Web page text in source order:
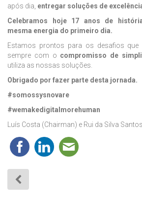
após dia, entregar soluções de
Celebramos hoje 17 anos de
mesma energia do primeiro dia.
Estamos prontos para os desafios que
sempre com o compromisso de
utiliza as nossas soluções.
Obrigado por fazer parte desta jornada.
#somossysnovare
#wemakedigitalmorehuman
Luís Costa (Chairman) e Rui da Silva